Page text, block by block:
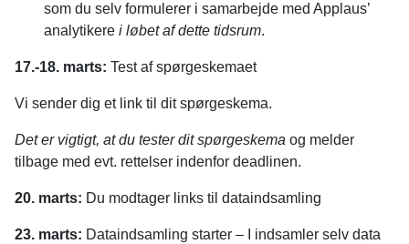
som du selv formulerer i samarbejde med Applaus’
analytikere i løbet af dette tidsrum.
17.-18. marts: Test af spørgeskemaet
Vi sender dig et link til dit spørgeskema.
Det er vigtigt, at du tester dit spørgeskema og melder
tilbage med evt. rettelser indenfor deadlinen.
20. marts: Du modtager links til dataindsamling
23. marts: Dataindsamling starter – I indsamler selv data